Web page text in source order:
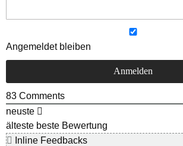
Angemeldet bleiben
83 Comments
neuste
älteste beste Bewertung
Inline Feedbacks